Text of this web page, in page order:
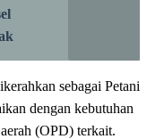
sebagai Petani
dengan kebutuhan
(OPD) terkait.